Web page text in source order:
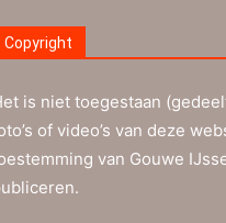
Copyright
is niet toegestaan
of video’s van deze
van Gouwe